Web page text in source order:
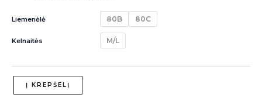
Liemenėlė 80B 80C
Kelnaitės M/L
Į KREPŠELĮ